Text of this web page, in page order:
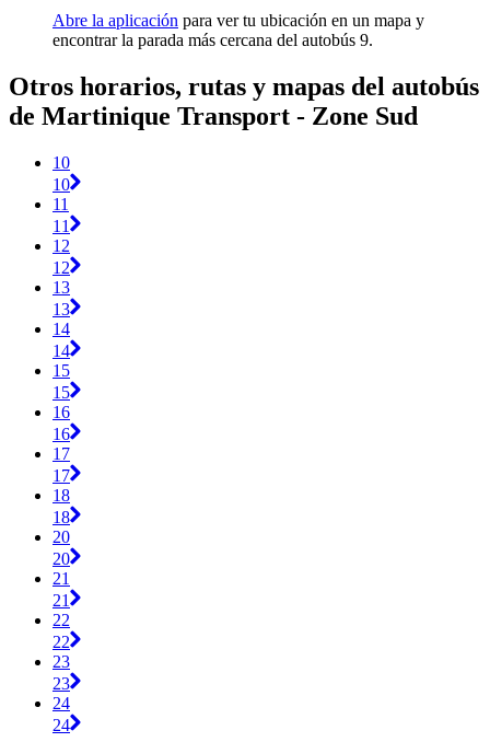
Abre la aplicación para ver tu ubicación en un mapa y
encontrar la parada más cercana del autobús 9.
Otros horarios, rutas y mapas del autobús
de Martinique Transport - Zone Sud
10
10
11
11
12
12
13
13
14
14
15
15
16
16
17
17
18
18
20
20
21
21
22
22
23
23
24
24